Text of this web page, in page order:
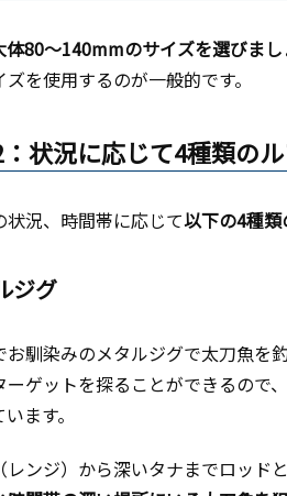
80～140mmのサイズを選びまし
を使用するのが一般的です。
：状況に応じて4種類の
状況、時間帯に応じて以下の4種
ジグ
お馴染みのメタルジグで太刀魚を
ーゲットを探ることができるので
ます。
ンジ）から深いタナまでロッド